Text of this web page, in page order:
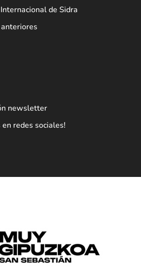
de Sidra
newsletter
en redes sociales!